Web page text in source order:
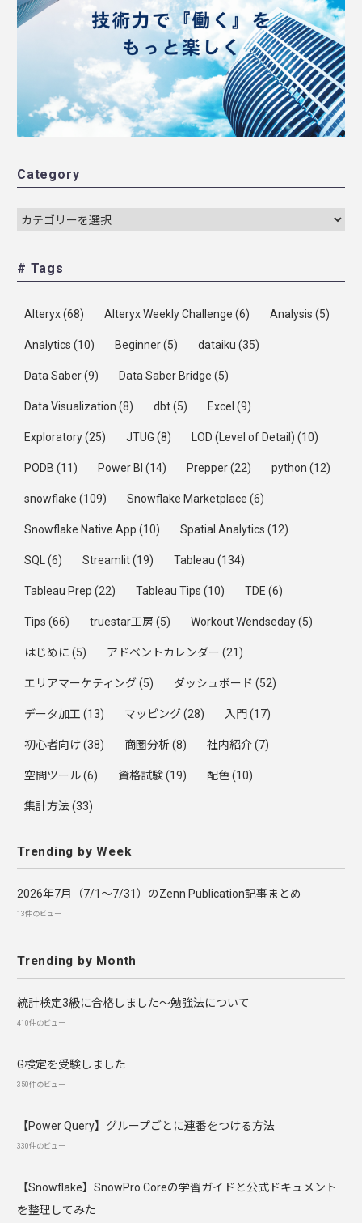
Category
# Tags
Alteryx(68) Alteryx Weekly Challenge (6) Analysis (5)
Analytics (10) Beginner(5) dataiku (35)
Data Saber(9) Data Saber Bridge (5)
Data Visualization (8) dbt(5) Excel (9)
Exploratory(25) JTUG (8) LOD (Level of Detail) (10)
PODB (11) Power BI (14) Prepper(22) python (12)
snowflake (109) Snowflake Marketplace (6)
Snowflake Native App (10) Spatial Analytics (12)
SQL (6) Streamlit(19) Tableau (134)
Tableau Prep (22) Tableau Tips (10) TDE (6)
Tips (66) truestar工房(5) Workout Wendseday(5)
はじめに (5) アドベントカレンダー (21)
エリアマーケティング(5) ダッシュボード (52)
データ加工 (13) マッピング(28) 入門 (17)
初心者向け(38) 商圏分析(8) 社内紹介(7)
空間ツール(6) 資格試験(19) 配色(10)
集計方法 (33)
Trending by Week
2026年7月（7/1〜7/31）のZenn Publication記事まとめ
13件のビュー
Trending by Month
統計検定3級に合格しました～勉強法について
410件のビュー
G検定を受験しました
350件のビュー
【Power Query】グループごとに連番をつける方法
330件のビュー
【Snowflake】SnowPro Coreの学習ガイドと公式ドキュメント
を整理してみた